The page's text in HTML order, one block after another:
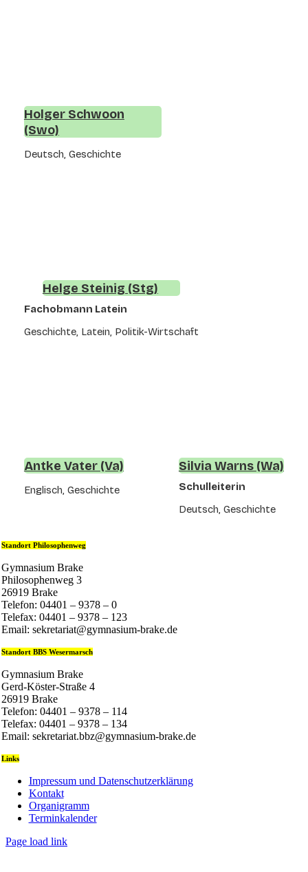
Holger Schwoon
(Swo)
Deutsch, Geschichte
Helge Steinig (Stg)
Fachobmann Latein
Geschichte, Latein, Politik-Wirtschaft
Antke Vater (Va)
Englisch, Geschichte
Silvia Warns (Wa)
Schulleiterin
Deutsch, Geschichte
Standort Philosophenweg
Gymnasium Brake
Philosophenweg 3
26919 Brake
Telefon: 04401 – 9378 – 0
Telefax: 04401 – 9378 – 123
Email: sekretariat@gymnasium-brake.de
Standort BBS Wesermarsch
Gymnasium Brake
Gerd-Köster-Straße 4
26919 Brake
Telefon: 04401 – 9378 – 114
Telefax: 04401 – 9378 – 134
Email: sekretariat.bbz@gymnasium-brake.de
Links
Impressum und Datenschutzerklärung
Kontakt
Organigramm
Terminkalender
Page load link